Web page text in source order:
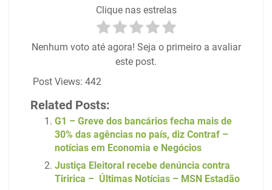
Clique nas estrelas
Nenhum voto até agora! Seja o primeiro a avaliar
este post.
Post Views: 442
Related Posts:
G1 – Greve dos bancários fecha mais de
30% das agências no país, diz Contraf –
notícias em Economia e Negócios
Justiça Eleitoral recebe denúncia contra
Tiririca – Últimas Notícias – MSN Estadão